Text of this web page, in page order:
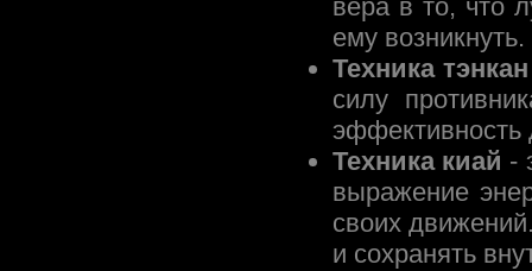
вера в то, что
ему возникнуть.
Техника тэнкан
силу
эффективность
Техника киай -
выражение
своих
и сохранять